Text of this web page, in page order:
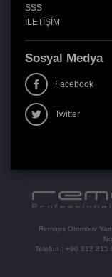
SSS
İLETİŞİM
Sosyal Medya
Facebook
Twitter
Remaps Otomotiv
Telefon : +90 312 315